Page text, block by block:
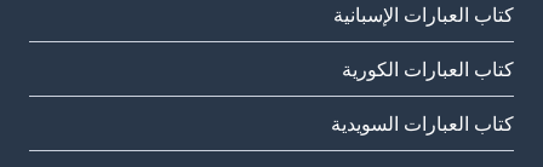
كتاب العبارات الإسبانية
كتاب العبارات الكورية
كتاب العبارات السويدية